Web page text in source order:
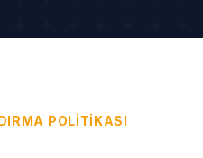
POLITIKASI